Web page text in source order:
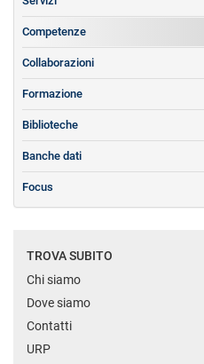
Competenze
Collaborazioni
Formazione
Biblioteche
Banche dati
Focus
TROVA SUBITO
Chi siamo
Dove siamo
Contatti
URP